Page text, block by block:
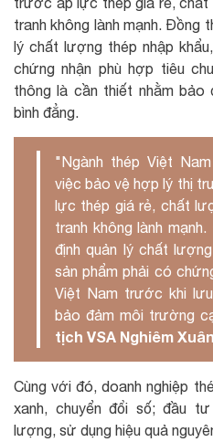
tranh không lành mạnh. Đồng
lý chất lượng thép nhập
chứng nhận phù hợp tiêu
thông là cần thiết nhằm
bình đẳng.
"Ngành thép Việt
việc bảo vệ hợp lý thị
lực thép giá rẻ, chất
tranh không lành
định quản lý chất
sản phẩm phải có
Việt Nam trước khi
bảo đảm môi trường
tịch VSA Nghiêm
Cùng với đó, doanh nghiệp
xanh, chuyển đổi số; đầu
lượng, sử dụng hiệu quả